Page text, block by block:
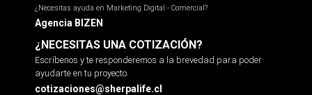
¿Necesitas ayuda en Marketing Digital - Comercial?
Agencia BIZEN
¿NECESITAS UNA COTIZACIÓN?
Escríbenos y te responderemos a la brevedad para poder
ayudarte en tu proyecto.
cotizaciones@sherpalife.cl